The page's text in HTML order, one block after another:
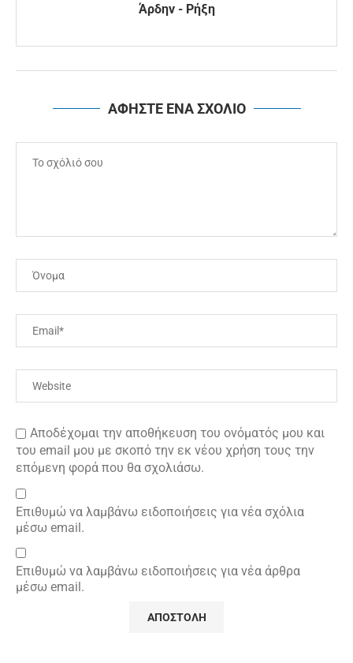
Άρδην - Ρήξη
ΑΦΗΣΤΕ ΕΝΑ ΣΧΟΛΙΟ
Αποδέχομαι την αποθήκευση του ονόματός μου και
του email μου με σκοπό την εκ νέου χρήση τους την
επόμενη φορά που θα σχολιάσω.
Επιθυμώ να λαμβάνω ειδοποιήσεις για νέα σχόλια
μέσω email.
Επιθυμώ να λαμβάνω ειδοποιήσεις για νέα άρθρα
μέσω email.